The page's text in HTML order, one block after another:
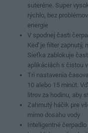
suteréne. Super
rýchlo, bez
energie
V spodnej časti
Keď je filter zapnutý,
Sieťka zablokuje
aplikáciách s čistou
Tri nastavenia
10 alebo 15 minút.
litrov za hodinu, aby
Zahrnutý háčik pre
mimo dosahu vody
Inteligentné